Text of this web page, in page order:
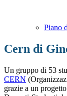
Piano
Cern di
Un gruppo di 53
CERN
grazie a un